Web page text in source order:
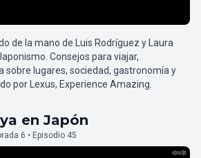
de la mano de Luis Rodríguez y Laura
Consejos para viajar,
sobre lugares, sociedad, gastronomía y
por Lexus, Experience Amazing.
en Japón
6 • Episodio 45